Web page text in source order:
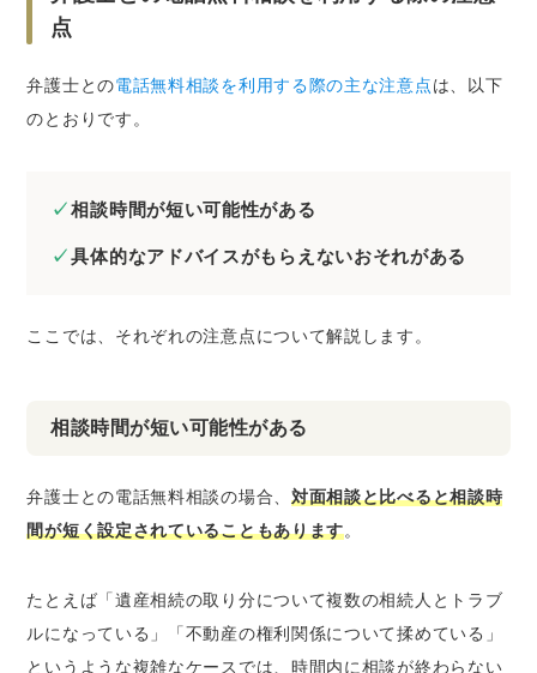
点
弁護士との電話無料相談を利用する際の主な注意点は、以下
のとおりです。
相談時間が短い可能性がある
具体的なアドバイスがもらえないおそれがある
ここでは、それぞれの注意点について解説します。
相談時間が短い可能性がある
弁護士との電話無料相談の場合、 対面相談と比べると相談時
間が短く設定されていることもあります。
たとえば「遺産相続の取り分について複数の相続人とトラブ
ルになっている」「不動産の権利関係について揉めている」
というような複雑なケースでは、時間内に相談が終わらない